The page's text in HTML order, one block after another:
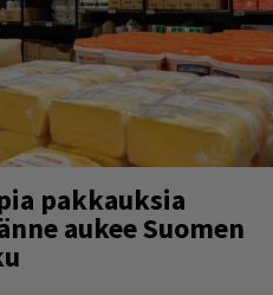
pakkauksia
aukee Suomen